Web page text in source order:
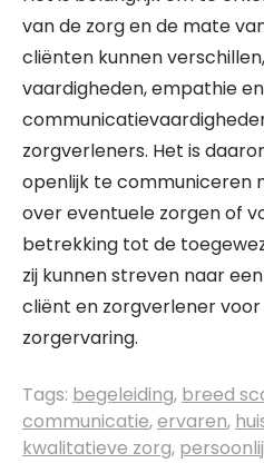
van de zorg en de mate
cliënten kunnen
vaardigheden, empathie en
zorgverleners. Het is
openlijk te communiceren
over eventuele zorgen of
betrekking tot de
zij kunnen streven naar
cliënt en zorgverlener
zorgervaring.
Tags: begeleiding, breed
communicatie,ervaren,
kwalitatieve zorg,